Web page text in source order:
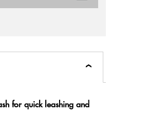
for quick leashing and